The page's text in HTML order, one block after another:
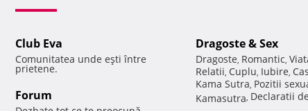
Club Eva
Comunitatea unde eşti între
prietene.
Forum
Dragoste & Sex
Dragoste, Romantic,
Relatii, Cuplu, Iubire,
Kama Sutra, Pozitii
Kamasutra, Declaratii